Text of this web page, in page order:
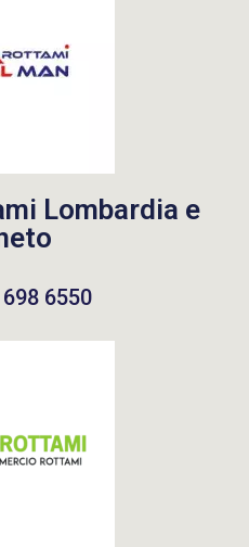
Lombardia e
6550